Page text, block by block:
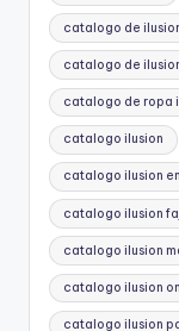
catalogo de
catalogo de
catalogo de ropa
catalogo ilusion
catalogo ilusion
catalogo ilusion
catalogo ilusion
catalogo ilusion
catalogo ilusion